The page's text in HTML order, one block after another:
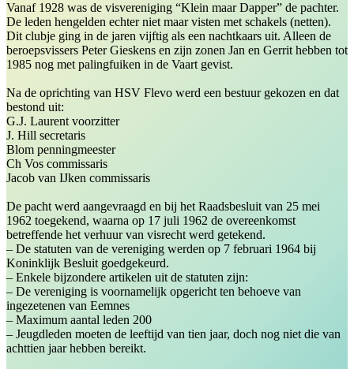
Vanaf 1928 was de visvereniging “Klein maar Dapper” de pachter.
De leden hengelden echter niet maar visten met schakels (netten).
Dit clubje ging in de jaren vijftig als een nachtkaars uit. Alleen de
beroepsvissers Peter Gieskens en zijn zonen Jan en Gerrit hebben tot
1985 nog met palingfuiken in de Vaart gevist.
Na de oprichting van HSV Flevo werd een bestuur gekozen en dat
bestond uit:
G.J. Laurent voorzitter
J. Hill secretaris
Blom penningmeester
Ch Vos commissaris
Jacob van IJken commissaris
De pacht werd aangevraagd en bij het Raadsbesluit van 25 mei
1962 toegekend, waarna op 17 juli 1962 de overeenkomst
betreffende het verhuur van visrecht werd getekend.
– De statuten van de vereniging werden op 7 februari 1964 bij
Koninklijk Besluit goedgekeurd.
– Enkele bijzondere artikelen uit de statuten zijn:
– De vereniging is voornamelijk opgericht ten behoeve van
ingezetenen van Eemnes
– Maximum aantal leden 200
– Jeugdleden moeten de leeftijd van tien jaar, doch nog niet die van
achttien jaar hebben bereikt.